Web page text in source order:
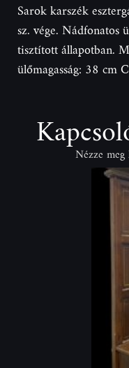
Sarok karszék
sz. vége. Nádfonatos
tisztított állapotban.
ülőmagasság: 38 cm
Nézze